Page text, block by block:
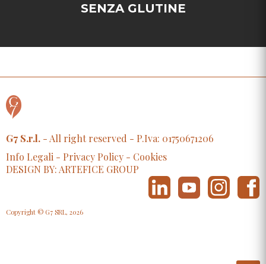
SENZA GLUTINE
G7 S.r.l. - All right reserved - P.Iva: 01750671206
Info Legali - Privacy Policy - Cookies
DESIGN BY: ARTEFICE GROUP
Copyright © G7 SRL, 2026